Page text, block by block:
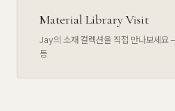
Material Library Visit
Jay의 소재 컬렉션을 직접 만나보세요
등